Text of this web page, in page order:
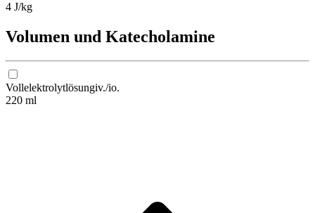
4 J/kg
Volumen und Katecholamine
Vollelektrolytlösungiv./io.
220 ml